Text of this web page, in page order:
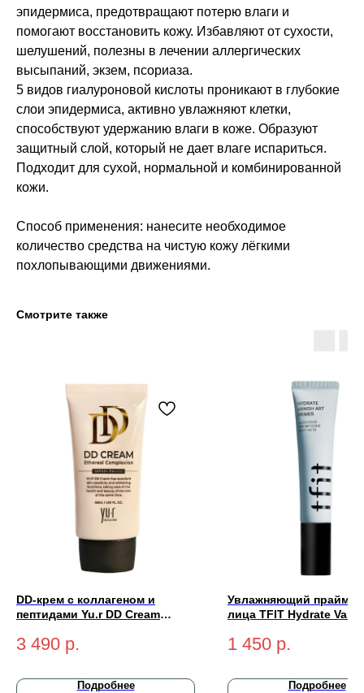
эпидермиса, предотвращают потерю влаги и
помогают восстановить кожу. Избавляют от сухости,
шелушений, полезны в лечении аллергических
высыпаний, экзем, псориаза.
5 видов гиалуроновой кислоты проникают в глубокие
слои эпидермиса, активно увлажняют клетки,
способствуют удержанию влаги в коже. Образуют
защитный слой, который не дает влаге испариться.
Подходит для сухой, нормальной и комбинированной
кожи.
Способ применения: нанесите необходимое
количество средства на чистую кожу лёгкими
похлопывающими движениями.
Смотрите также
DD-крем с коллагеном и
пептидами Yu.r DD Cream
PA++++ (light-светлый) 50 мл
3 490 р.
Подробнее
Увлажняющий
лица TFIT Hydrate
1 450 р.
Подробнее